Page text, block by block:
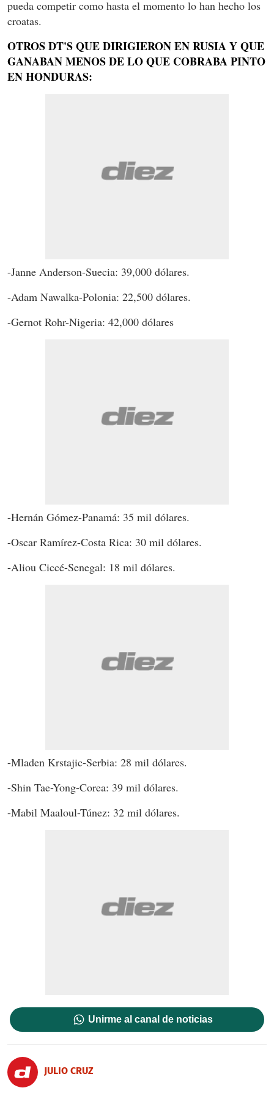
pueda competir como hasta el momento lo han hecho los
croatas.
OTROS DT'S QUE DIRIGIERON EN RUSIA Y QUE
GANABAN MENOS DE LO QUE COBRABA PINTO
EN HONDURAS:
-Janne Anderson-Suecia: 39,000 dólares.
-Adam Nawalka-Polonia: 22,500 dólares.
-Gernot Rohr-Nigeria: 42,000 dólares
-Hernán Gómez-Panamá: 35 mil dólares.
-Oscar Ramírez-Costa Rica: 30 mil dólares.
-Aliou Ciccé-Senegal: 18 mil dólares.
-Mladen Krstajic-Serbia: 28 mil dólares.
-Shin Tae-Yong-Corea: 39 mil dólares.
-Mabil Maaloul-Túnez: 32 mil dólares.
Unirme al canal de noticias
JULIO CRUZ